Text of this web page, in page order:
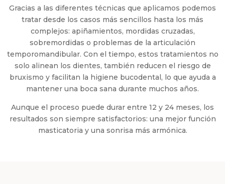
Gracias a las diferentes técnicas que aplicamos podemos
tratar desde los casos más sencillos hasta los más
complejos: apiñamientos, mordidas cruzadas,
sobremordidas o problemas de la articulación
temporomandibular. Con el tiempo, estos tratamientos no
solo alinean los dientes, también reducen el riesgo de
bruxismo y facilitan la higiene bucodental, lo que ayuda a
mantener una boca sana durante muchos años.
Aunque el proceso puede durar entre 12 y 24 meses, los
resultados son siempre satisfactorios: una mejor función
masticatoria y una sonrisa más armónica.